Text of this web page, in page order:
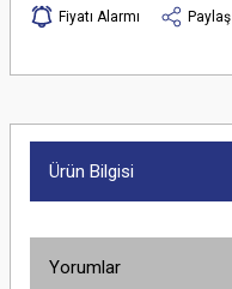
Fiyatı Alarmı
Paylaş
Ürün Bilgisi
Yorumlar